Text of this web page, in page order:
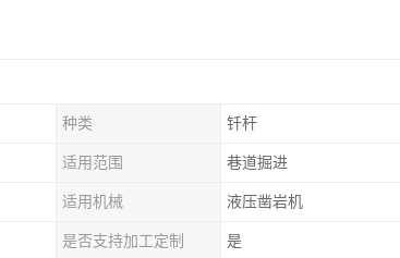
种类 钎杆
适用范围 巷道掘进
适用机械 液压凿岩机
是否支持加工定制 是